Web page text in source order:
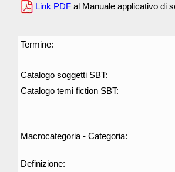
Link PDF al Manuale applicativo di
Termine:
Catalogo soggetti SBT:
Catalogo temi fiction SBT:
Macrocategoria - Categoria:
Definizione: